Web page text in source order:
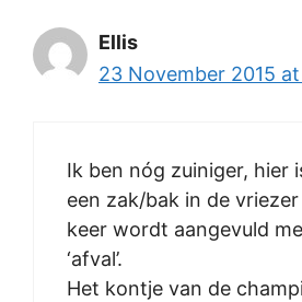
Ellis
23 November 2015
Ik ben nóg zuiniger, hier
een zak/bak in de
keer wordt aangevuld
‘afval’.
Het kontje van de